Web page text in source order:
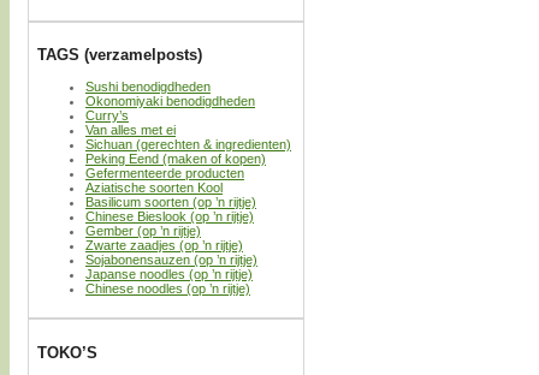
TAGS (verzamelposts)
Sushi benodigdheden
Okonomiyaki benodigdheden
Curry’s
Van alles met ei
Sichuan (gerechten & ingredienten)
Peking Eend (maken of kopen)
Gefermenteerde producten
Aziatische soorten Kool
Basilicum soorten (op ’n rijtje)
Chinese Bieslook (op ’n rijtje)
Gember (op ’n rijtje)
Zwarte zaadjes (op ’n rijtje)
Sojabonensauzen (op ’n rijtje)
Japanse noodles (op ’n rijtje)
Chinese noodles (op ’n rijtje)
TOKO’S